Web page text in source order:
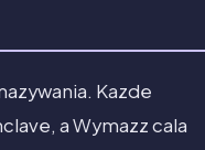
Kazde
a Wymazz cala